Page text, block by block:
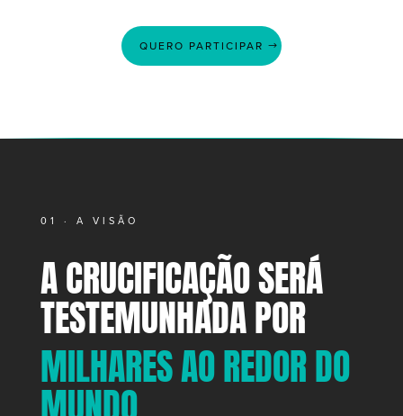
QUERO PARTICIPAR
01 · A VISÃO
A CRUCIFICAÇÃO SERÁ
TESTEMUNHADA POR
MILHARES AO REDOR DO